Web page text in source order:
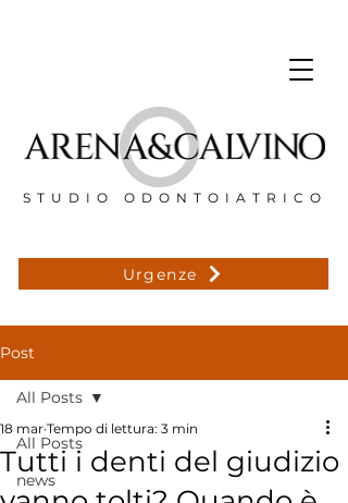
STUDIO ODONTOIATRICO
Urgenze
Post
All Posts
news
All Posts
Tutti i denti del giudizio
18 mar Tempo di lettura: 3 min